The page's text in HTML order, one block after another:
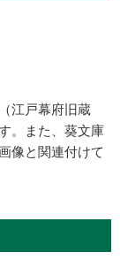
江戸幕府旧蔵
。また、葵文庫
像と関連付けて